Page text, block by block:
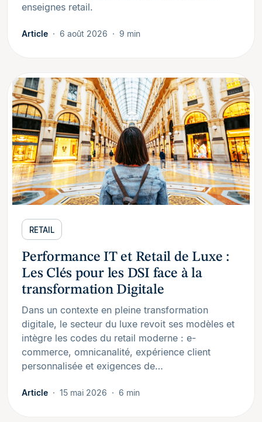
enseignes retail.
Article 6 août 2026 9 min
RETAIL
Performance IT et Retail de Luxe :
Les Clés pour les DSI face à la
transformation Digitale
Dans un contexte en pleine transformation
digitale, le secteur du luxe revoit ses modèles et
intègre les codes du retail moderne : e-
commerce, omnicanalité, expérience client
personnalisée et exigences de…
Article 15 mai 2026 6 min